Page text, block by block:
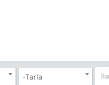
-Tarla